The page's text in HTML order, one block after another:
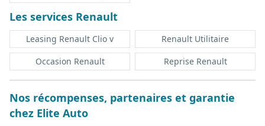
Les services Renault
Leasing Renault Clio v
Renault Utilitaire
Occasion Renault
Reprise Renault
Nos récompenses, partenaires et garantie
chez Elite Auto